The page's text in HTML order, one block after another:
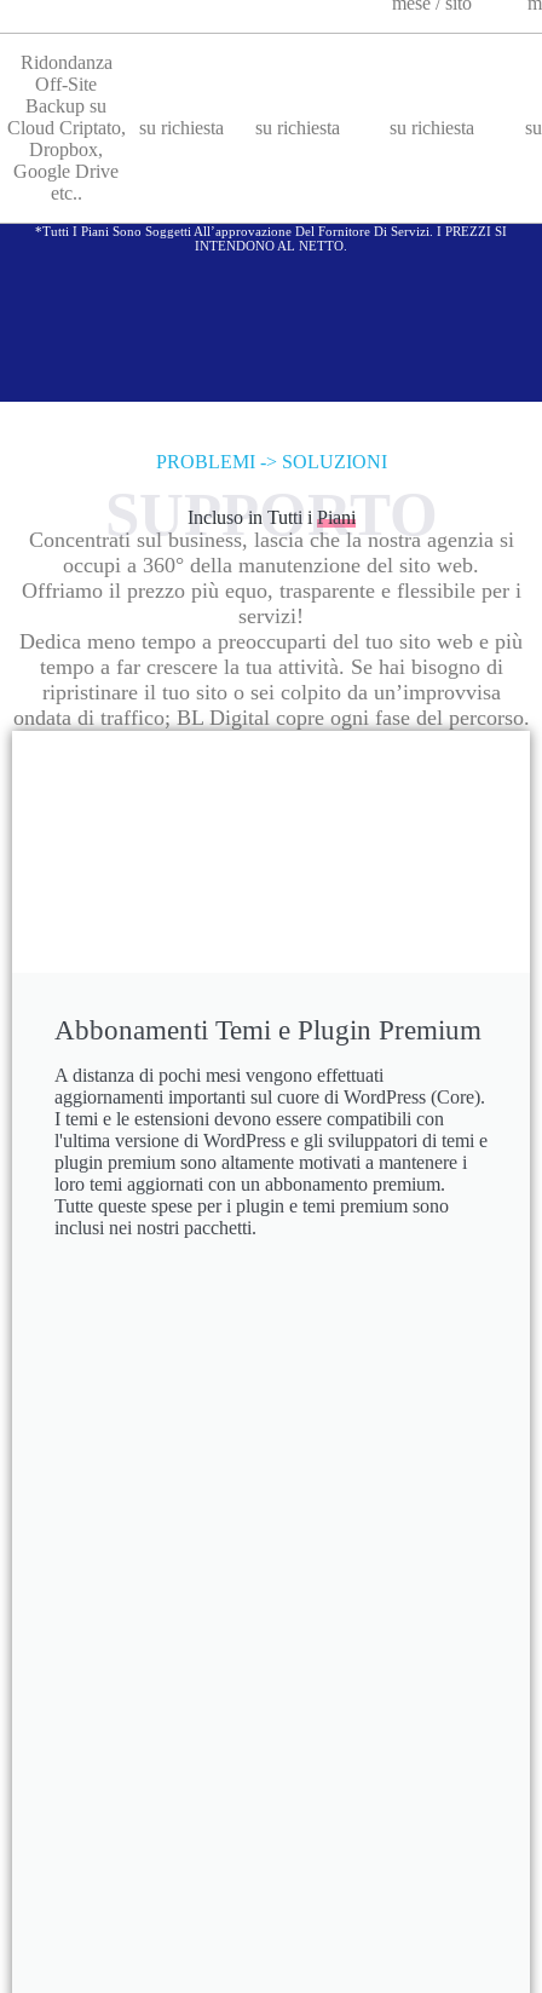
Ridondanza
Off-Site
Backup su
Cloud Criptato,
Dropbox,
Google Drive
etc..
su richiesta su richiesta su richiesta
*Tutti I Piani Sono Soggetti All’approvazione Del Fornitore Di Servizi. I PREZZI SI
INTENDONO AL NETTO.
PROBLEMI -> SOLUZIONI
SUPPORTO
Incluso in Tutti i Piani
Concentrati sul business, lascia che la nostra agenzia si
occupi a 360° della manutenzione del sito web.
Offriamo il prezzo più equo, trasparente e flessibile per i
servizi!
Dedica meno tempo a preoccuparti del tuo sito web e più
tempo a far crescere la tua attività. Se hai bisogno di
ripristinare il tuo sito o sei colpito da un’improvvisa
ondata di traffico; BL Digital copre ogni fase del percorso.
Abbonamenti Temi e Plugin Premium
A distanza di pochi mesi vengono effettuati
aggiornamenti importanti sul cuore di WordPress (Core).
I temi e le estensioni devono essere compatibili con
l'ultima versione di WordPress e gli sviluppatori di temi e
plugin premium sono altamente motivati a mantenere i
loro temi aggiornati con un abbonamento premium.
Tutte queste spese per i plugin e temi premium sono
inclusi nei nostri pacchetti.